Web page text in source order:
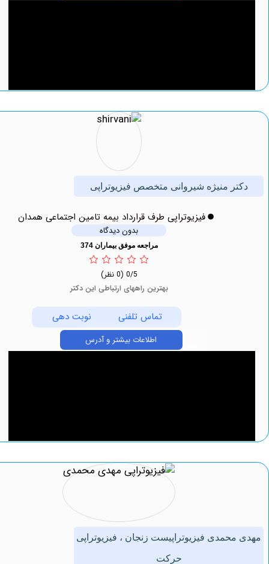
منیژه شیروانی متخصص فیزیوتراپی
فیزیوتراپی طرف قرارداد بیمه تامین اجتماعی همدان
بدون دیدگاه
مراجعه موفق بیماران 374
بهترین راههای ارتباطی این دکتر
تماس تلفنی نوبت دهی
اطلاعات بیشتر و آدرس
فیزیوتراپیست زنجان ، فیزیوتراپی